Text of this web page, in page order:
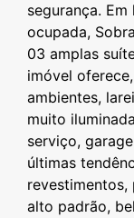
segurança.
ocupada,
03 amplas
imóvel
ambientes,
muito
serviço,
últimas
alto padrão,